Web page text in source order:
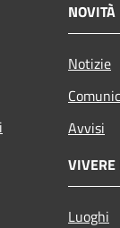
NOVITÀ
Notizie
Avvisi
Luoghi